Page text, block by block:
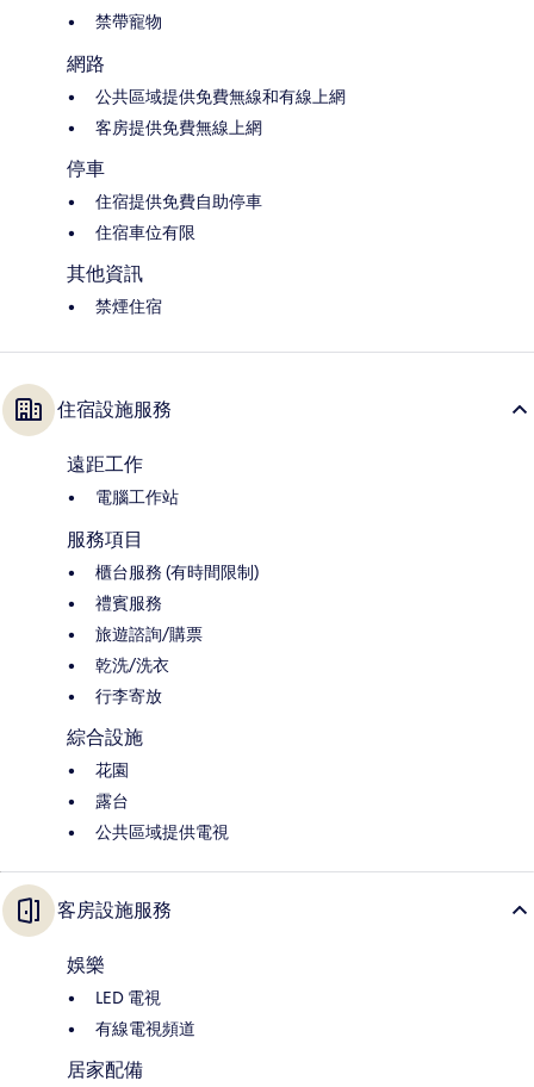
禁帶寵物
網路
公共區域提供免費無線和有線上網
客房提供免費無線上網
停車
住宿提供免費自助停車
住宿車位有限
其他資訊
禁煙住宿
住宿設施服務
遠距工作
電腦工作站
服務項目
櫃台服務 (有時間限制)
禮賓服務
旅遊諮詢/購票
乾洗/洗衣
行李寄放
綜合設施
花園
露台
公共區域提供電視
客房設施服務
娛樂
LED 電視
有線電視頻道
居家配備